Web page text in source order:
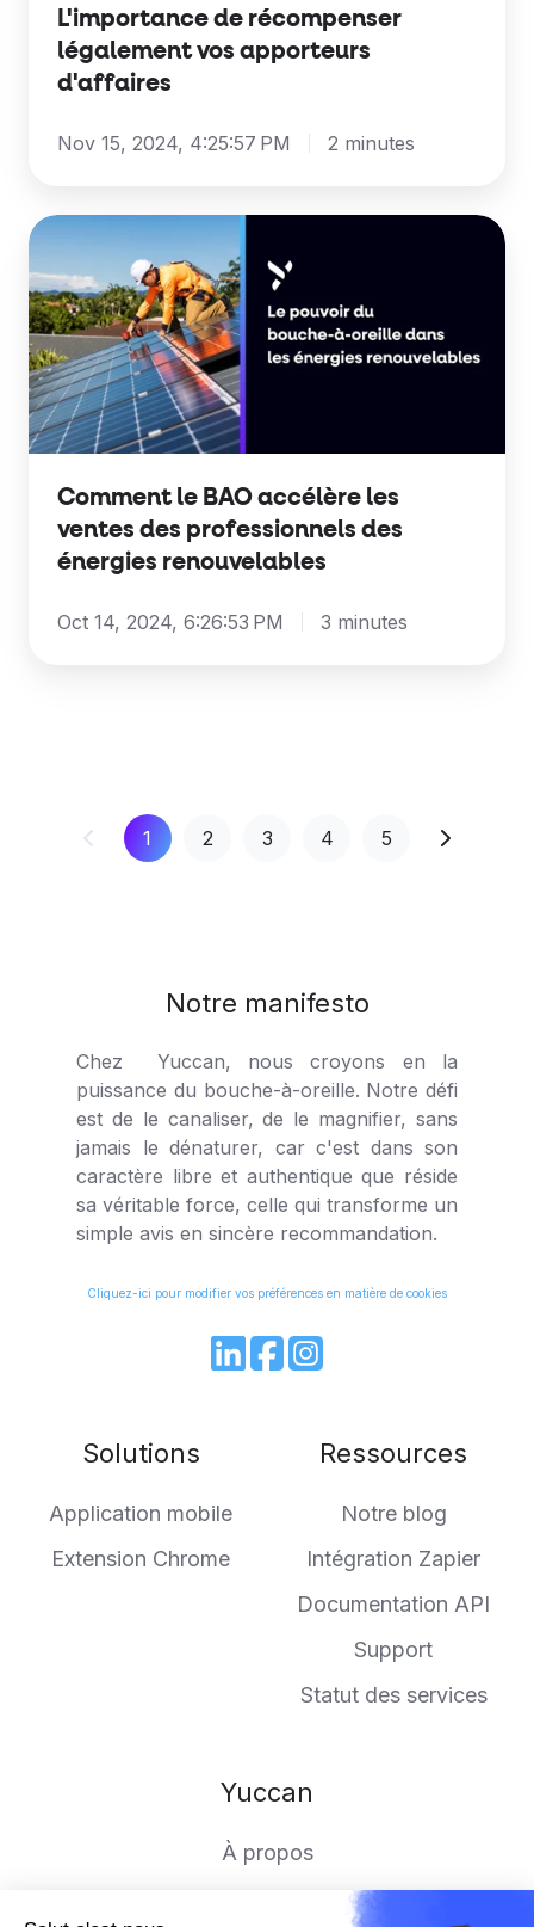
L'importance de récompenser
légalement vos apporteurs
d'affaires
Nov 15, 2024, 4:25:57 PM 2 minutes
Comment
BAO
accélère
les
ventes
des
des
énergies
renouvelables
Comment le BAO accélère les
ventes des professionnels des
énergies renouvelables
Oct 14, 2024, 6:26:53 PM 3 minutes
1 2 3 4 5
Notre manifesto
Chez Yuccan, nous croyons en la
puissance du bouche-à-oreille. Notre défi
est de le canaliser, de le magnifier, sans
jamais le dénaturer, car c'est dans son
caractère libre et authentique que réside
sa véritable force, celle qui transforme un
simple avis en sincère recommandation.
Cliquez-ici pour modifier vos préférences en matière de cookies
JoinBrowse
projects
Solutions
Application mobile
Extension Chrome
Ressources
Notre blog
Intégration Zapier
Documentation API
Support
Statut des services
Yuccan
À propos
Rejoindre l'aventure